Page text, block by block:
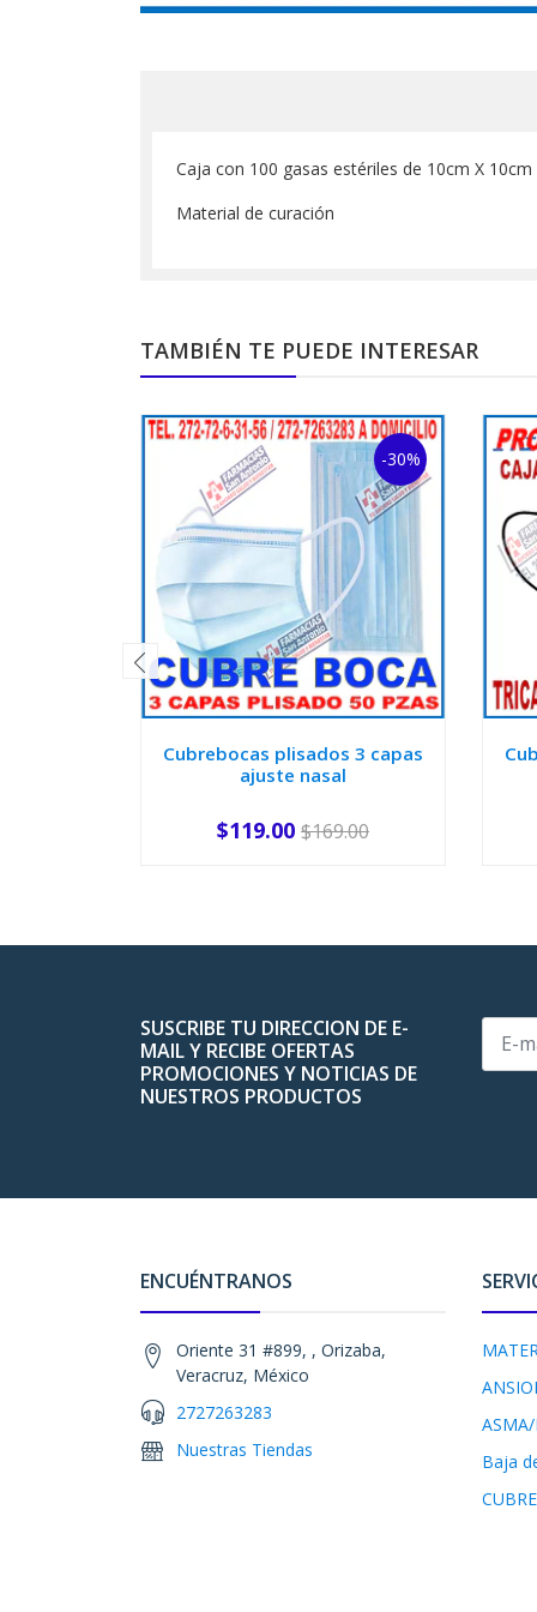
Caja con 100 gasas estériles de 10cm X 10cm
Material de curación
TAMBIÉN TE PUEDE INTERESAR
-30%
Cubrebocas plisados 3 capas
ajuste nasal
+
$119.00 $169.00
SUSCRIBE TU DIRECCION DE E-
MAIL Y RECIBE OFERTAS
PROMOCIONES Y NOTICIAS DE
NUESTROS PRODUCTOS
ENCUÉNTRANOS
Oriente 31 #899, , Orizaba,
Veracruz, México
2727263283
Nuestras Tiendas
ASMA/
Baja